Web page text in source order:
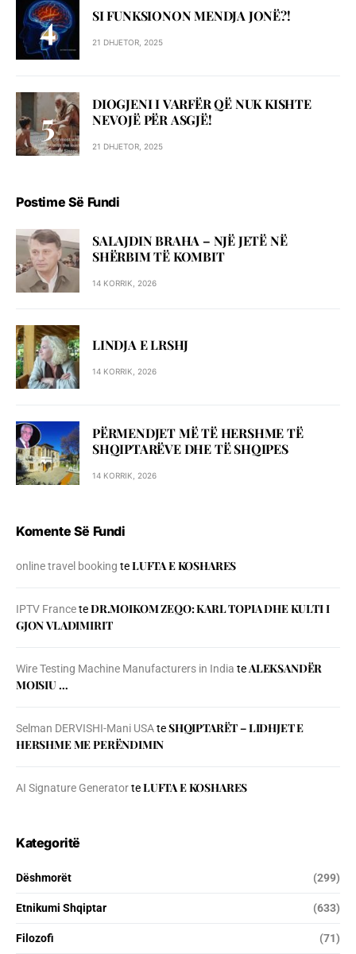
SI FUNKSIONON MENDJA JONË?!
21 DHJETOR, 2025
DIOGJENI I VARFËR QË NUK KISHTE
NEVOJË PËR ASGJË!
21 DHJETOR, 2025
Postime Së Fundi
SALAJDIN BRAHA – NJЁ JETЁ NЁ
SHЁRBIM TЁ KOMBIT
14 KORRIK, 2026
LINDJA E LRSHJ
14 KORRIK, 2026
PËRMENDJET MË TË HERSHME TË
SHQIPTARËVE DHE TË SHQIPES
14 KORRIK, 2026
Komente Së Fundi
online travel booking teLUFTA E KOSHARES
IPTV FranceteDR.MOIKOM ZEQO: KARL TOPIA DHE KULTI I
GJON VLADIMIRIT
Wire Testing Machine Manufacturers in India teALEKSANDËR
MOISIU …
Selman DERVISHI-Mani USAteSHQIPTARËT – LIDHJET E
HERSHME ME PERËNDIMIN
AI Signature GeneratorteLUFTA E KOSHARES
Kategoritë
Dëshmorët (299)
Etnikumi Shqiptar (633)
Filozofi (71)